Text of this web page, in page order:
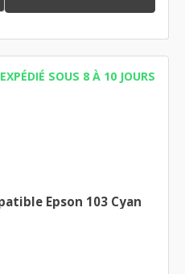
EXPÉDIÉ SOUS 8 À 10 JOURS
Cartouche d'encre compatible Epson 103 Cyan